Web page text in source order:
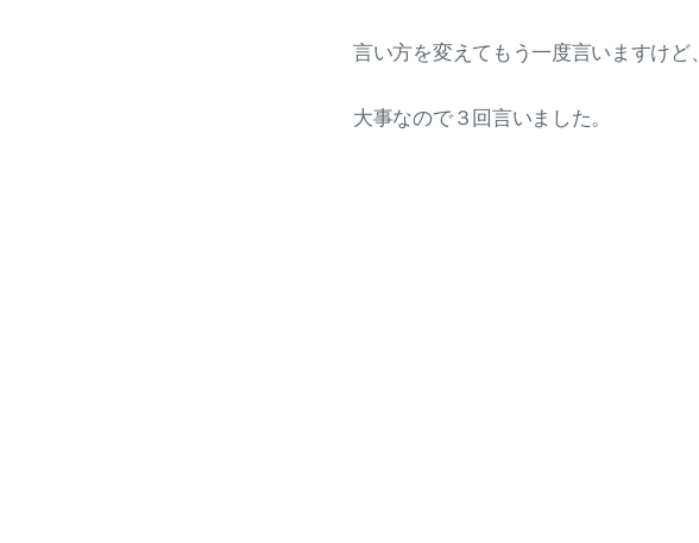
言い方を変えてもう一度言いますけど、
大事なので３回言いました。